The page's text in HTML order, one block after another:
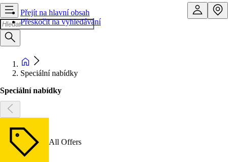
Přejít na hlavní obsah
Přeskočit na vyhledávání
Speciální nabídky
Speciální nabídky
All Offers